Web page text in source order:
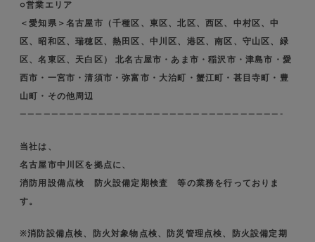
○営業エリア
＜愛知県＞名古屋市（千種区、東区、北区、西区、中村区、中
区、昭和区、瑞穂区、熱田区、中川区、港区、南区、守山区、緑
区、名東区、天白区） 北名古屋市・あま市・稲沢市・津島市・愛
西市・一宮市・清須市・弥富市・大治町・蟹江町・甚目寺町・豊
山町・その他周辺
—————————————————————————————————-
当社は、
名古屋市中川区を拠点に、
消防用設備点検 防火設備定期検査 等の業務を行っておりま
す。
※消防設備点検、防火対象物点検、防災管理点検、防火設備定期